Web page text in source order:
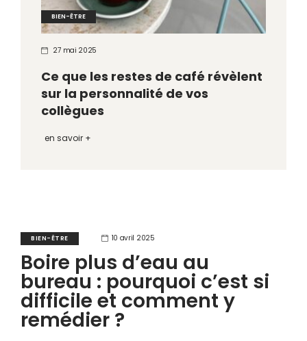
BIEN-ÊTRE
27 mai 2025
Ce que les restes de café révèlent
sur la personnalité de vos
collègues
en savoir +
BIEN-ÊTRE 10 avril 2025
Boire plus d’eau au
bureau : pourquoi c’est si
difficile et comment y
remédier ?